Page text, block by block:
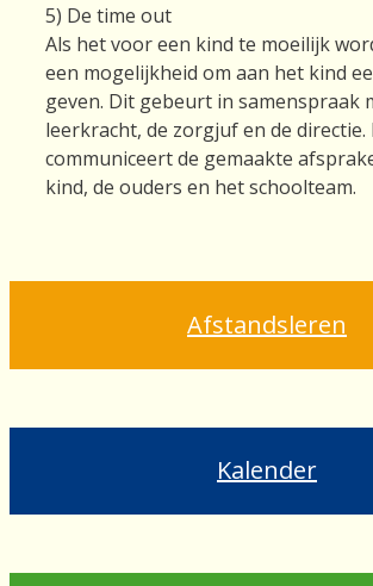
5) De time out
Als het voor een kind te moeilijk
een mogelijkheid om aan het kind
geven. Dit gebeurt in samenspraak
leerkracht, de zorgjuf en de
communiceert de gemaakte
kind, de ouders en het schoolteam.
Afstandsleren
Kalender